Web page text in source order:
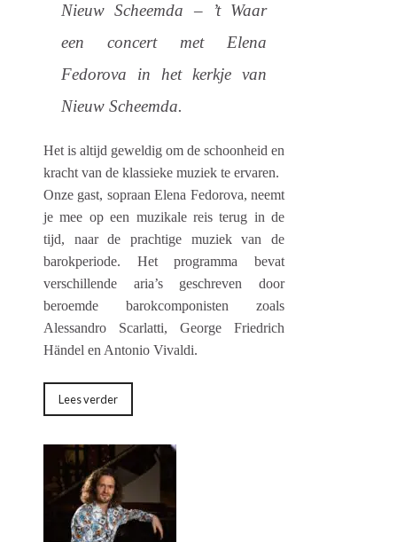
Nieuw Scheemda – ’t Waar
een concert met Elena
Fedorova in het kerkje van
Nieuw Scheemda.
Het is altijd geweldig om de schoonheid en
kracht van de klassieke muziek te ervaren.
Onze gast, sopraan Elena Fedorova, neemt
je mee op een muzikale reis terug in de
tijd, naar de prachtige muziek van de
barokperiode. Het programma bevat
verschillende aria’s geschreven door
beroemde barokcomponisten zoals
Alessandro Scarlatti, George Friedrich
Händel en Antonio Vivaldi.
Lees verder